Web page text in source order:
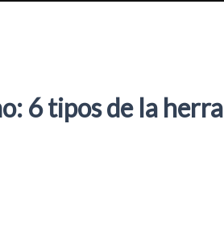
6 tipos de la